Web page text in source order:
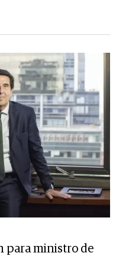
para ministro de